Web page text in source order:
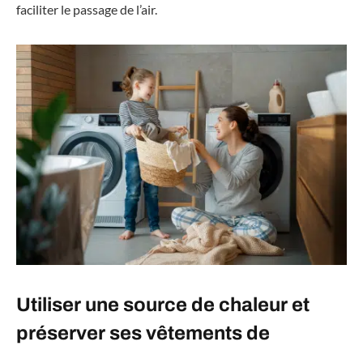
faciliter le passage de l’air.
Utiliser une source de chaleur et
préserver ses vêtements de